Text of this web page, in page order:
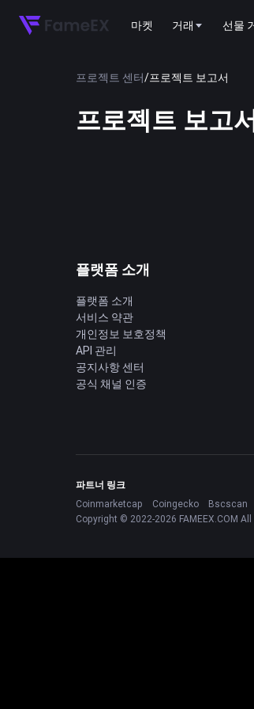
마켓 거래 선물
프로젝트 센터/프로젝트 보고서
프로젝트 보고
플랫폼 소개
플랫폼 소개
서비스 약관
개인정보 보호정책
API 관리
공지사항 센터
공식 채널 인증
파트너 링크
Coinmarketcap
Coingecko Bscscan
Copyright © 2022-2026 FAMEEX.COM